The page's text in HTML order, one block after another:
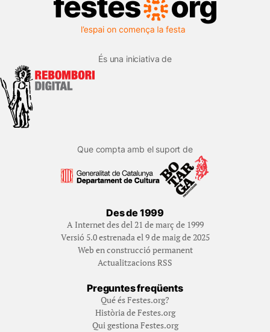
És una iniciativa de
Que compta amb el suport de
Des de 1999
A Internet des del 21 de març de 1999
Versió 5.0 estrenada el 9 de maig de 2025
Web en construcció permanent
Actualitzacions RSS
Preguntes freqüents
Qué és Festes.org?
Història de Festes.org
Qui gestiona Festes.org